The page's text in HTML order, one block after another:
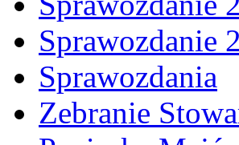
Sprawozdanie
Sprawozdania
Zebranie